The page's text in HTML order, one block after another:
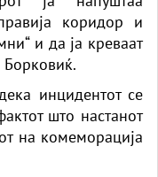
коридор и
и да ја креваат
Борковиќ.
инцидентот се
што настанот
на комеморација